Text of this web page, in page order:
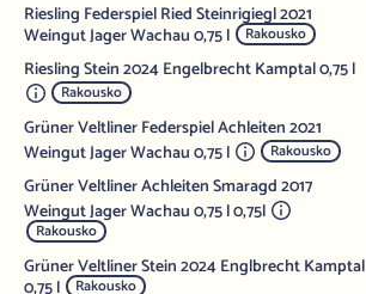
Riesling Federspiel Ried Steinrigiegl 2021
Weingut Jager Wachau 0,75 l Rakousko
Riesling Stein 2024 Engelbrecht Kamptal 0,75 l
Rakousko
Grüner Veltliner Federspiel Achleiten 2021
Weingut Jager Wachau 0,75 l
Rakousko
Grüner Veltliner Achleiten Smaragd 2017
Weingut Jager Wachau 0,75 l 0,75l
Rakousko
Grüner Veltliner Stein 2024 Englbrecht Kamptal
Rakousko